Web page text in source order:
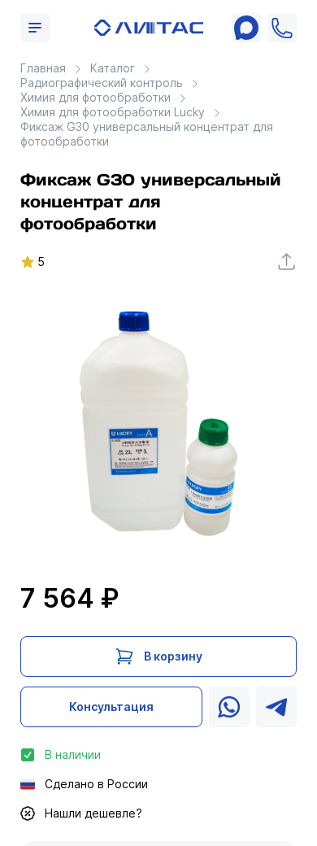
Главная
Каталог
Радиографический контроль
Химия для фотообработки
Химия для фотообработки Lucky
Фиксаж G30 универсальный концентрат для
фотообработки
Фиксаж G30 универсальный
концентрат для
фотообработки
5
7 564 ₽
В корзину
Консультация
В наличии
Сделано в России
Нашли дешевле?